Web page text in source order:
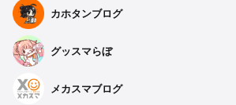
カホタンブログ
グッスマらぼ
メカスマブログ